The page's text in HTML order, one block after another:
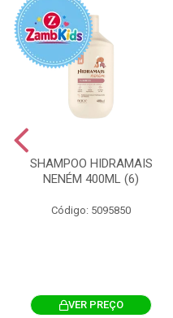
SHAMPOO HIDRAMAIS
NENÉM 400ML (6)
Código: 5095850
VER PREÇO